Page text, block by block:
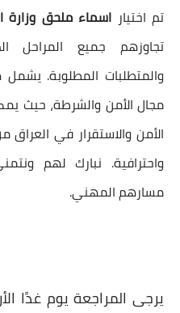
تم اختيار اسماء ملحق وزارة
تجاوزهم جميع المراحل
والمتطلبات المطلوبة. يشمل
مجال الأمن والشرطة، حيث
الأمن والاستقرار في
واحترافية. نبارك لهم
مسارهم المهني.